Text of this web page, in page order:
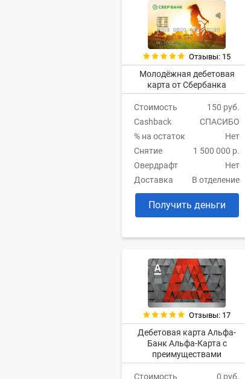
Отзывы: 15
Молодёжная дебетовая
карта от Сбербанка
Стоимость
150 руб.
Cashback
СПАСИБО
% на остаток
Нет
Снятие
1 500 000 р.
Овердрафт
Нет
Доставка
В отделение
Получить деньги
Отзывы: 17
Дебетовая карта Альфа-
Банк Альфа-Карта с
преимуществами
Стоимость
0 руб.